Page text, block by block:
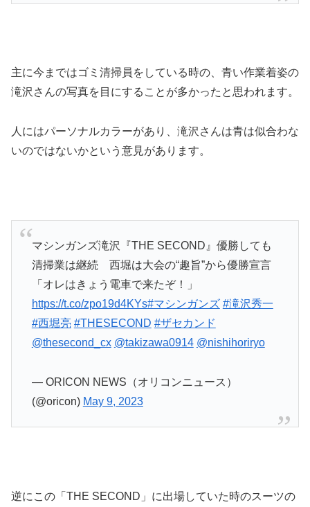
主に今まではゴミ清掃員をしている時の、青い作業着姿の
滝沢さんの写真を目にすることが多かったと思われます。
人にはパーソナルカラーがあり、滝沢さんは青は似合わな
いのではないかという意見があります。
マシンガンズ滝沢『THE SECOND』優勝しても
清掃業は継続 西堀は大会の“趣旨”から優勝宣言
「オレはきょう電車で来たぞ！」
https://t.co/zpo19d4KYs#マシンガンズ #滝沢秀一
#西堀亮 #THESECOND #ザセカンド
@thesecond_cx @takizawa0914 @nishihoriryo
— ORICON NEWS（オリコンニュース）
(@oricon) May 9, 2023
逆にこの「THE SECOND」に出場していた時のスーツの